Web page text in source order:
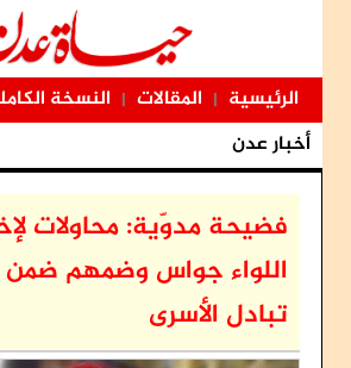
الرئيسية | المقالات | النسخة
أخبار عدن
فضيحة مدوّية: محاولات
اللواء جواس وضمهم
تبادل الأسرى